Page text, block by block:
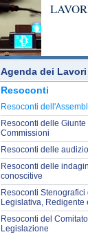
Agenda dei Lavori
Resoconti
Resoconti
Resoconti delle Giunte
Commissioni
Resoconti delle
Resoconti delle
conoscitive
Resoconti Stenografici
Legislativa, Redigente
Resoconti del
Legislazione